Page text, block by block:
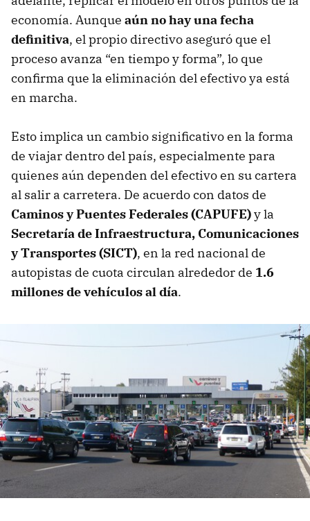
economía. Aunque aún no hay una fecha
definitiva, el propio directivo aseguró que el
proceso avanza “en tiempo y forma”, lo que
confirma que la eliminación del efectivo ya está
en marcha.
Esto implica un cambio significativo en la forma
de viajar dentro del país, especialmente para
quienes aún dependen del efectivo en su cartera
al salir a carretera. De acuerdo con datos de
Caminos y Puentes Federales (CAPUFE)y la
Secretaría de Infraestructura, Comunicaciones
y Transportes (SICT), en la red nacional de
autopistas de cuota circulan alrededor de 1.6
millones de vehículos al día.